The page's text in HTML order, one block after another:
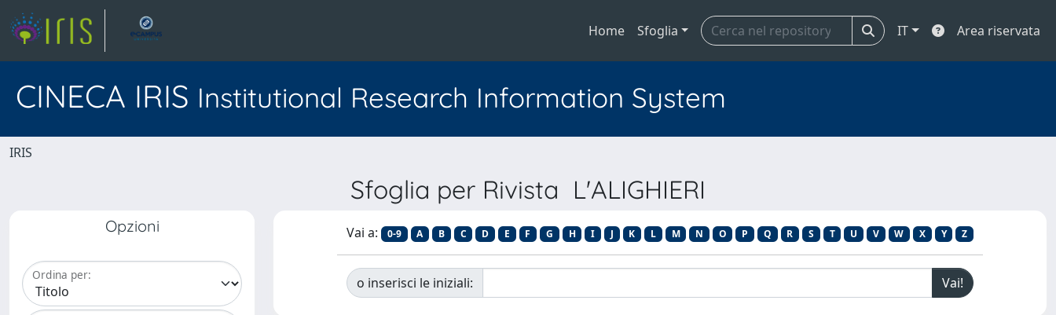
Home Sfoglia IT Area riservata
CINECA IRIS Institutional Research Information System
IRIS
Sfoglia per Rivista L'ALIGHIERI
Opzioni
Ordina per:
Vai a: 0-9 A B C D E F G H I J K L M N O P Q R S T U V W X Y Z
o inserisci le iniziali: